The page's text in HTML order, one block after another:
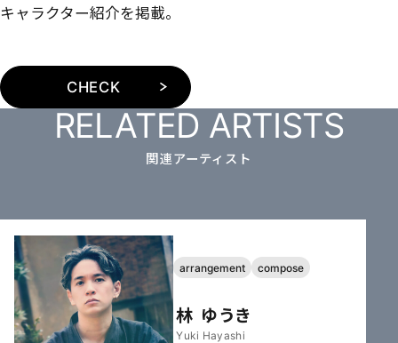
キャラクター紹介を掲載。
CHECK
RELATED ARTISTS
関連アーティスト
arrangement compose
林 ゆうき
Yuki Hayashi